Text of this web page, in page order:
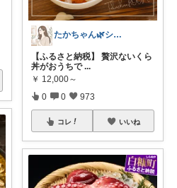
たかちゃん🌿シンプルで心地よい暮らし
【ふるさと納税】 贅沢ないくら
丼がおうちで ...
￥ 12,000～
0 0 973
コレ いいね